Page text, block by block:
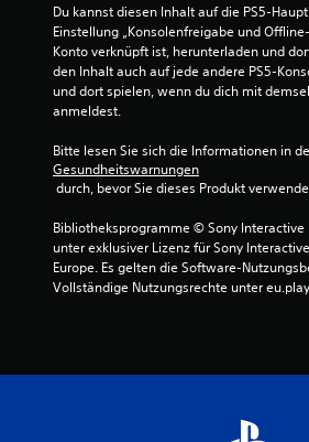
Du kannst diesen Inhalt auf die PS5-
Einstellung „Konsolenfreigabe und
Konto verknüpft ist, herunterladen und
den Inhalt auch auf jede andere PS5-
und dort spielen, wenn du dich mit
anmeldest.
Bitte lesen Sie sich die Informationen in
Gesundheitswarnungen
durch, bevor Sie dieses Produkt
Bibliotheksprogramme © Sony Interactive
unter exklusiver Lizenz für Sony
Europe. Es gelten die Software-
Vollständige Nutzungsrechte unter